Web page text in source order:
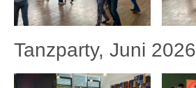
Tanzparty, Juni 2026